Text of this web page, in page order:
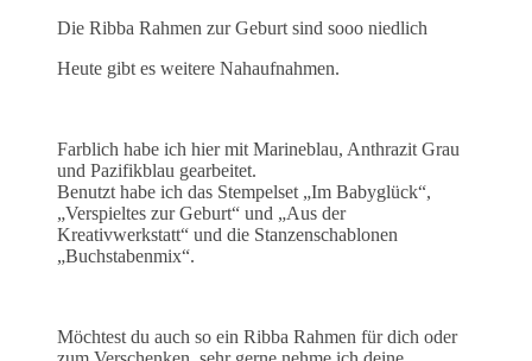
Die Ribba Rahmen zur Geburt sind sooo niedlich
Heute gibt es weitere Nahaufnahmen.
Farblich habe ich hier mit Marineblau, Anthrazit Grau
und Pazifikblau gearbeitet.
Benutzt habe ich das Stempelset „Im Babyglück“,
„Verspieltes zur Geburt“ und „Aus der
Kreativwerkstatt“ und die Stanzenschablonen
„Buchstabenmix“.
Möchtest du auch so ein Ribba Rahmen für dich oder